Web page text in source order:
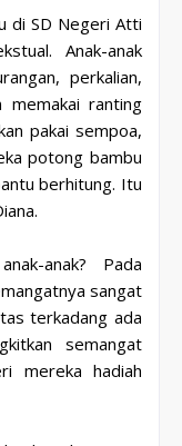
di SD Negeri Atti
Anak-anak
perkalian,
memakai ranting
pakai sempoa,
potong bambu
berhitung. Itu
anak? Pada
sangat
terkadang ada
semangat
mereka hadiah